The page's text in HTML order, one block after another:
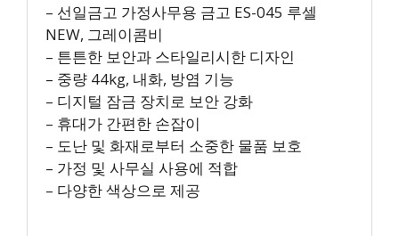
– 선일금고 가정사무용 금고 ES-045 루셀
NEW, 그레이콤비
– 튼튼한 보안과 스타일리시한 디자인
– 중량 44kg, 내화, 방염 기능
– 디지털 잠금 장치로 보안 강화
– 휴대가 간편한 손잡이
– 도난 및 화재로부터 소중한 물품 보호
– 가정 및 사무실 사용에 적합
– 다양한 색상으로 제공